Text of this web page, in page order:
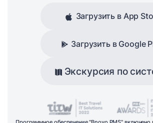
Загрузить в App
Загрузить в Google
Экскурсия по